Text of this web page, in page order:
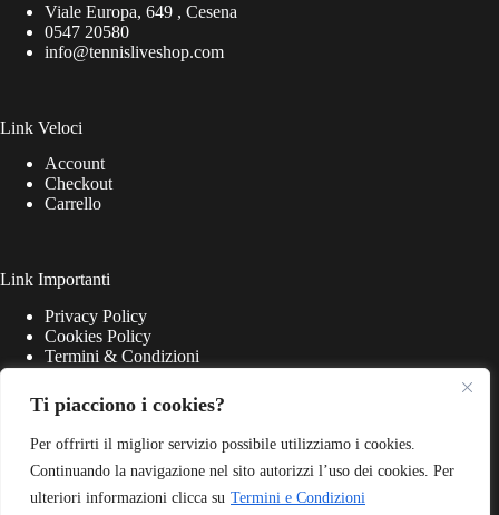
Ti piacciono i cookies?
Per offrirti il miglior servizio possibile utilizziamo i cookies.
Continuando la navigazione nel sito autorizzi l’uso dei cookies. Per
ulteriori informazioni clicca su Termini e Condizioni
Viale Europa, 649 , Cesena
0547 20580
info@tennisliveshop.com
Link Veloci
Account
Checkout
Carrello
Link Importanti
Privacy Policy
Cookies Policy
Termini & Condizioni